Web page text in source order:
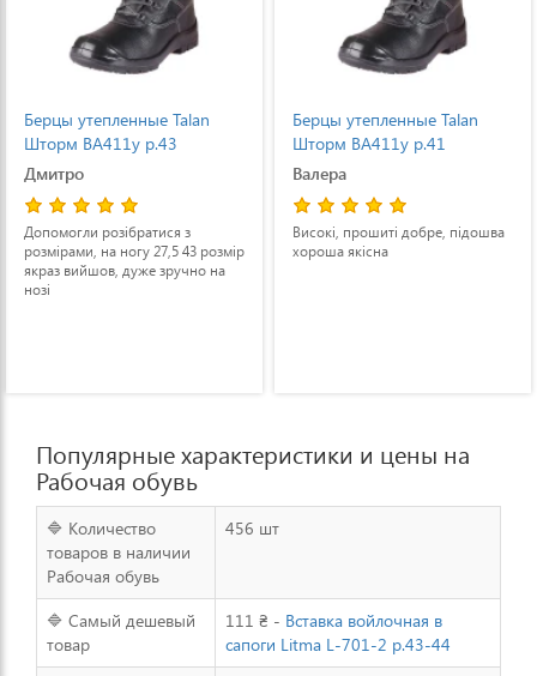
Берцы утепленные Talan
Шторм ВА411у р.43
Дмитро
Допомогли розібратися з
розмірами, на ногу 27,5 43 розмір
якраз вийшов, дуже зручно на
нозі
Берцы утепленные Talan
Шторм ВА411у р.41
Валера
Високі, прошиті добре, підошва
хороша якісна
Популярные характеристики и цены на
Рабочая обувь
🔷 Количество
товаров в наличии
Рабочая обувь
456 шт
🔷 Самый дешевый
товар
111 ₴ - Вставка войлочная в
сапоги Litma L-701-2 р.43-44